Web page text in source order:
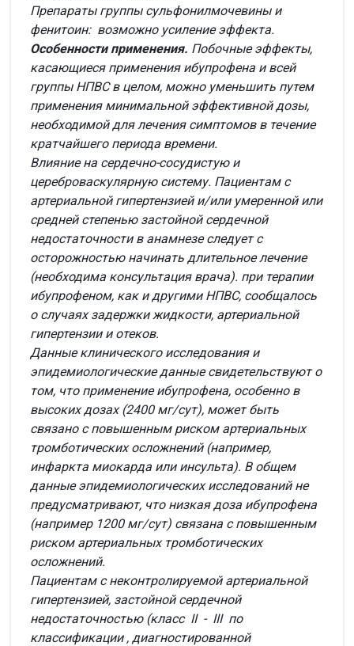
Препараты группы сульфонилмочевины и
фенитоин: возможно усиление эффекта.
Особенности применения. Побочные эффекты,
касающиеся применения ибупрофена и всей
группы НПВС в целом, можно уменьшить путем
применения минимальной эффективной дозы,
необходимой для лечения симптомов в течение
кратчайшего периода времени.
Влияние на сердечно-сосудистую и
цереброваскулярную систему. Пациентам с
артериальной гипертензией и/или умеренной или
средней степенью застойной сердечной
недостаточности в анамнезе следует с
осторожностью начинать длительное лечение
(необходима консультация врача). при терапии
ибупрофеном, как и другими НПВС, сообщалось
о случаях задержки жидкости, артериальной
гипертензии и отеков.
Данные клинического исследования и
эпидемиологические данные свидетельствуют о
том, что применение ибупрофена, особенно в
высоких дозах (2400 мг/сут), может быть
связано с повышенным риском артериальных
тромботических осложнений (например,
инфаркта миокарда или инсульта). В общем
данные эпидемиологических исследований не
предусматривают, что низкая доза ибупрофена
(например 1200 мг/сут) связана с повышенным
риском артериальных тромботических
осложнений.
Пациентам с неконтролируемой артериальной
гипертензией, застойной сердечной
недостаточностью (класс II - III по
классификации , диагностированной